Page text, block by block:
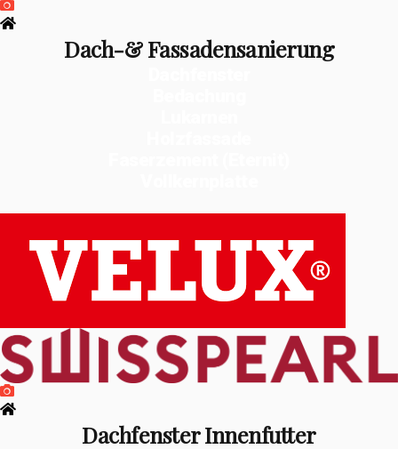
Dach-& Fassadensanierung
Dachfenster Innenfutter